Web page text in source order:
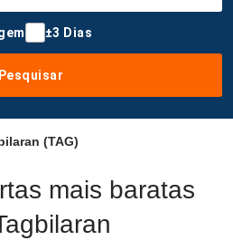
±3 Dias
Pesquisar
(TAG)
mais baratas